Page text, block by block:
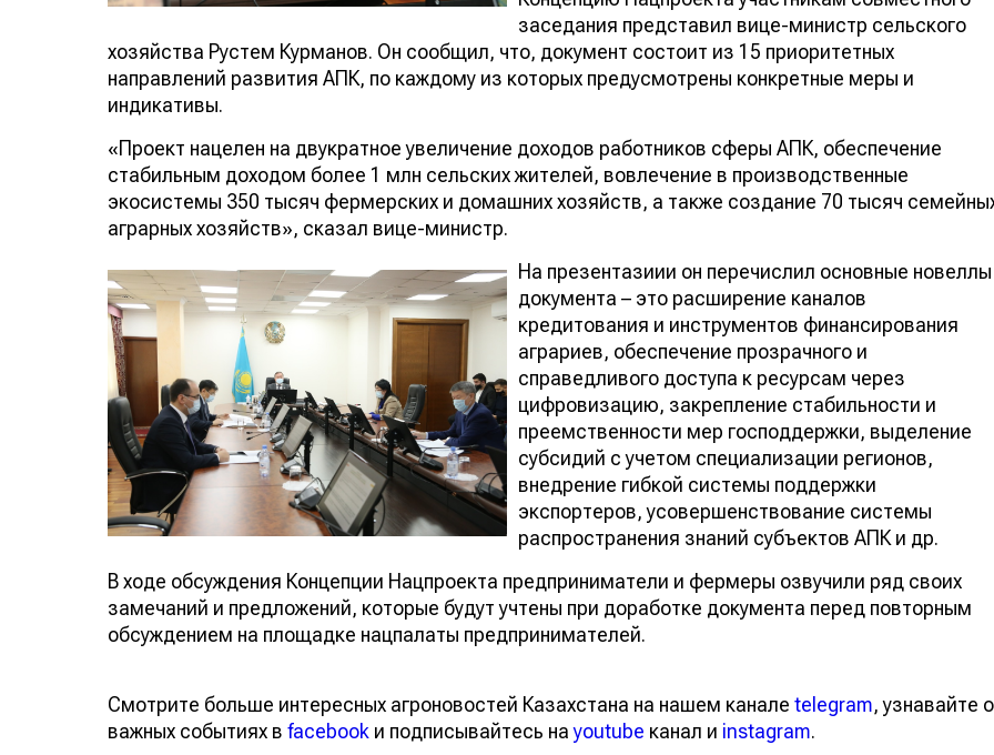
заседания представил вице-министр сельского
хозяйства Рустем Курманов. Он сообщил, что, документ состоит из 15 приоритетных
направлений развития АПК, по каждому из которых предусмотрены конкретные меры и
индикативы.
«Проект нацелен на двукратное увеличение доходов работников сферы АПК, обеспечение
стабильным доходом более 1 млн сельских жителей, вовлечение в производственные
экосистемы 350 тысяч фермерских и домашних хозяйств, а также создание 70 тысяч
аграрных хозяйств», сказал вице-министр.
На презентазиии он перечислил основные новеллы
документа – это расширение каналов
кредитования и инструментов финансирования
аграриев, обеспечение прозрачного и
справедливого доступа к ресурсам через
цифровизацию, закрепление стабильности и
преемственности мер господдержки, выделение
субсидий с учетом специализации регионов,
внедрение гибкой системы поддержки
экспортеров, усовершенствование системы
распространения знаний субъектов АПК и др.
В ходе обсуждения Концепции Нацпроекта предприниматели и фермеры озвучили ряд своих
замечаний и предложений, которые будут учтены при доработке документа перед повторным
обсуждением на площадке нацпалаты предпринимателей.
Смотрите больше интересных агроновостей Казахстана на нашем канале telegram, узнавайте о
важных событиях в facebook и подписывайтесь наyoutube канал и instagram.